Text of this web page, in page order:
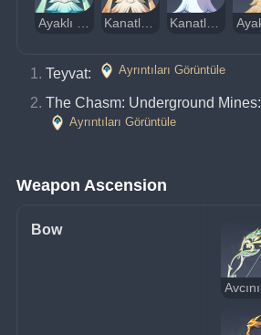
Teyvat: Ayrıntıları Görüntüle
The Chasm: Underground Mines:
Ayrıntıları Görüntüle
Weapon Ascension
Bow